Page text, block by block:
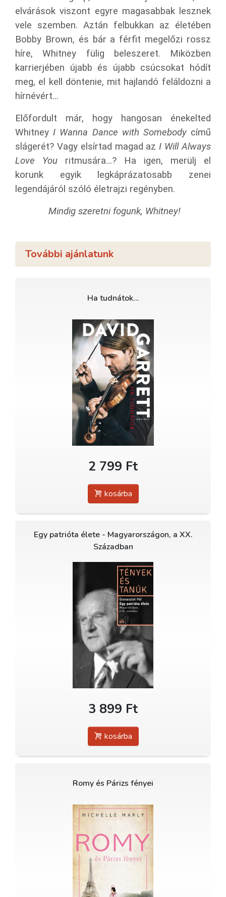
elvárások viszont egyre magasabbak lesznek
vele szemben. Aztán felbukkan az életében
Bobby Brown, és bár a férfit megelőzi rossz
híre, Whitney fülig beleszeret. Miközben
karrierjében újabb és újabb csúcsokat hódít
meg, el kell döntenie, mit hajlandó feláldozni a
hírnévért…
Előfordult már, hogy hangosan énekelted
WhitneyI Wanna Dance with Somebody című
slágerét? Vagy elsírtad magad azI Will Always
Love You ritmusára…? Ha igen, merülj el
korunk egyik legkáprázatosabb zenei
legendájáról szóló életrajzi regényben.
Mindig szeretni fogunk, Whitney!
További ajánlatunk
Ha tudnátok…
2 799 Ft
kosárba
Egy patrióta élete - Magyarországon, a XX.
Században
3 899 Ft
kosárba
Romy és Párizs fényei